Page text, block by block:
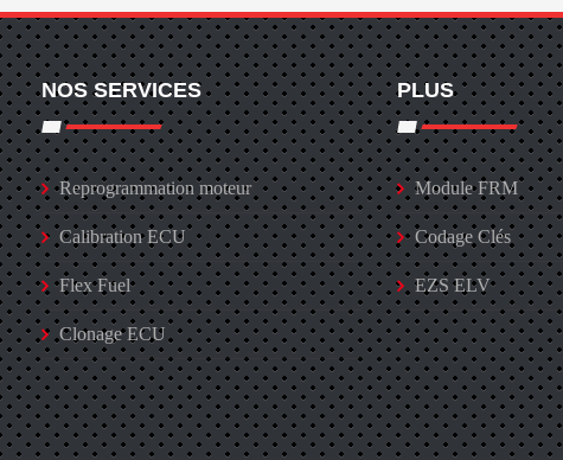
NOS SERVICES
Reprogrammation moteur
Calibration ECU
Flex Fuel
Clonage ECU
PLUS
Module FRM
Codage Clés
EZS ELV